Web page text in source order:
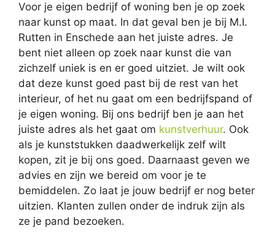
Voor je eigen bedrijf of woning ben je op zoek
naar kunst op maat. In dat geval ben je bij M.I.
Rutten in Enschede aan het juiste adres. Je
bent niet alleen op zoek naar kunst die van
zichzelf uniek is en er goed uitziet. Je wilt ook
dat deze kunst goed past bij de rest van het
interieur, of het nu gaat om een bedrijfspand of
je eigen woning. Bij ons bedrijf ben je aan het
juiste adres als het gaat om kunstverhuur. Ook
als je kunststukken daadwerkelijk zelf wilt
kopen, zit je bij ons goed. Daarnaast geven we
advies en zijn we bereid om voor je te
bemiddelen. Zo laat je jouw bedrijf er nog beter
uitzien. Klanten zullen onder de indruk zijn als
ze je pand bezoeken.